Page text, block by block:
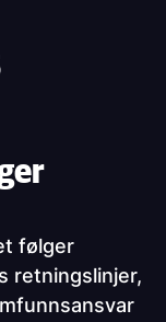
følger
retningslinjer,